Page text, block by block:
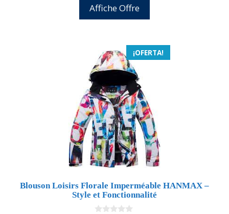
Affiche Offre
¡OFERTA!
Blouson Loisirs Florale Imperméable HANMAX –
Style et Fonctionnalité